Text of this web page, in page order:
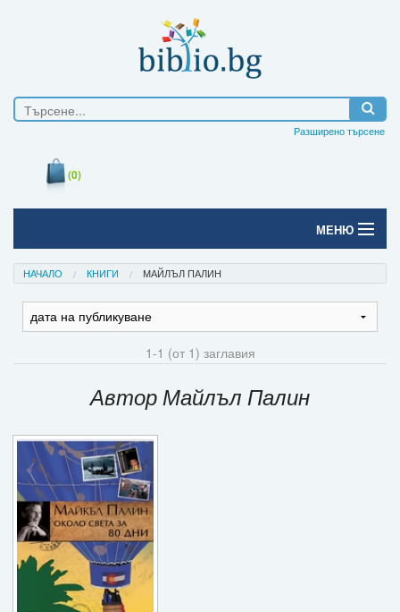
Разширено търсене
(0)
МЕНЮ
Начало
Печатни книги
Подаръци
Ваучери
Промоции
Контакти
НАЧАЛО КНИГИ МАЙЛЪЛ ПАЛИН
1-1 (от 1) заглавия
Автор Майлъл Палин